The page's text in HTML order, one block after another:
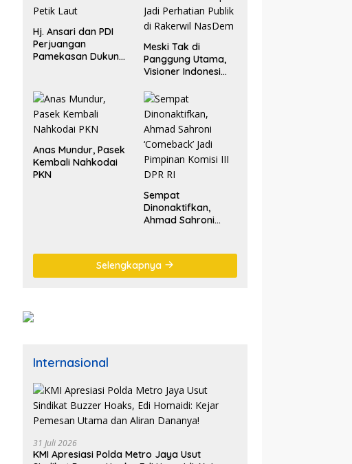
Hj. Ansari dan PDI
Perjuangan
Pamekasan Dukung
Meski Tak di
Panggung Utama,
Visioner Indonesi
Jadi Perhatian
Publik di Rakerwil
NasDem
Anas Mundur, Pasek
Kembali Nahkodai
PKN
Sempat
Dinonaktifkan,
Ahmad Sahroni
DPR RI
Selengkapnya
Internasional
31 Juli 2026
KMI Apresiasi Polda Metro Jaya Usut